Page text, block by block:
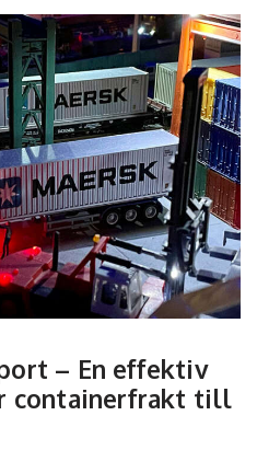
– En effektiv
containerfrakt till